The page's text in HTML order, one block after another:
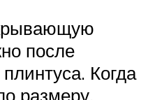
после
Когда
размеру,